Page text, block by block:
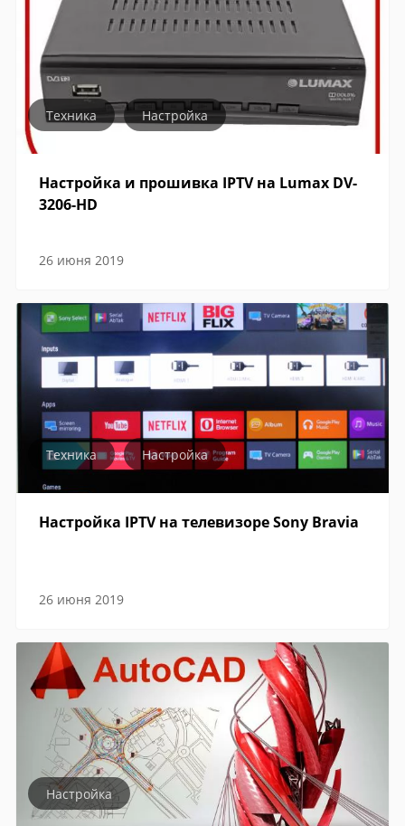
Техника Настройка
Настройка и прошивка IPTV на Lumax DV-
3206-HD
26 июня 2019
Техника Настройка
Настройка IPTV на телевизоре Sony Bravia
26 июня 2019
Настройка